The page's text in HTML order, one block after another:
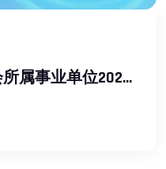
江苏省卫生健康委员会所属事业单位2026年长期公开招聘工作人员公告（一）